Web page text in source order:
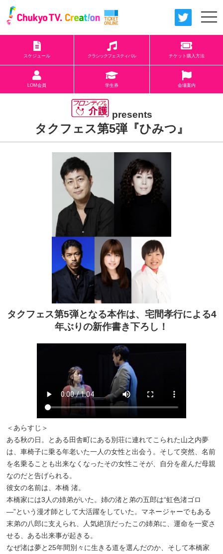
スケジュール クラシックフェスティバル チケット購入方法
LOM会員 学生券 会場案内
presents
タクフェス第5弾『ひみつ』
タクフェス第5弾となる本作は、宅間孝行による4
年ぶりの新作書き下ろし！
＜あらすじ＞
ある秋の日。とある田舎町にある別荘に連れてこられた山之内夢
は、車椅子に乗る年老いた一人の女性と出会う。そして突然、名前
を名乗ることも出来なくなったその女性こそが、自分を産んだ母親
なのだと告げられる。
彼女の名前は、本橋 渚。
本橋家には3人の姉弟がいた。姉の渚と弟の五郎は“虹色渚ゴロ
―”という漫才師として大活躍をしていた。マネージャーでもある
末弟の八郎に支えられ、人気絶頂だったこの姉弟に、運命を一変さ
せる、ある出来事が起きる。
なぜ渚は夢と25年間別々に生きる道を選んだのか、そして本橋家